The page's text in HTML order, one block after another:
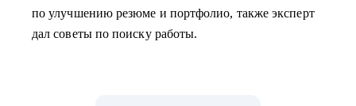
по улучшению резюме и портфолио, также эксперт
дал советы по поиску работы.